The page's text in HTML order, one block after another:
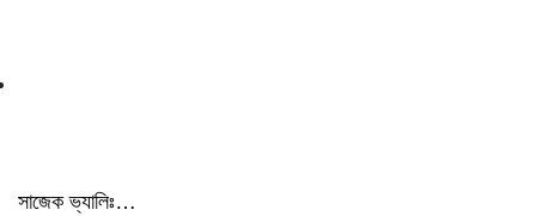
সাজেক ভ্যালিঃ…